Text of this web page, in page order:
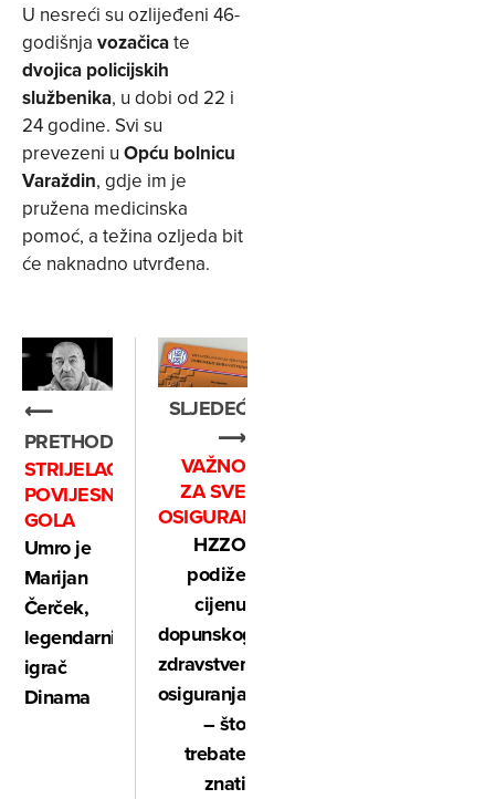
U nesreći su ozlijeđeni 46-
godišnja vozačicate
dvojica policijskih
službenika, u dobi od 22 i
24 godine. Svi su
prevezeni u Opću bolnicu
Varaždin, gdje im je
pružena medicinska
pomoć, a težina ozljeda bit
će naknadno utvrđena.
⟵
PRETHODNO
STRIJELAC
POVIJESNOG
GOLA
Umro je
Marijan
Čerček,
legendarni
igrač
Dinama
SLJEDEĆE
⟶
VAŽNO
ZA SVE
OSIGURANIKE
HZZO
podiže
cijenu
dopunskog
zdravstvenog
osiguranja
– što
trebate
znati